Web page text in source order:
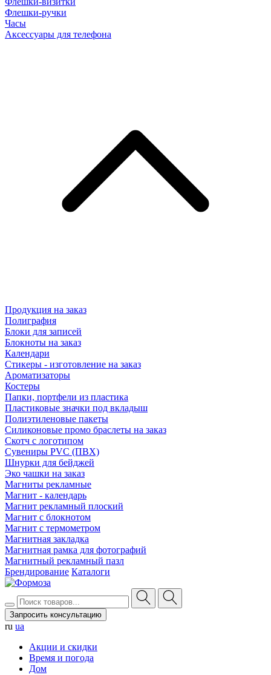
Флешки-ручки
Часы
Аксессуары для телефона
Продукция на заказ
Полиграфия
Блоки для записей
Блокноты на заказ
Календари
Стикеры - изготовление на заказ
Ароматизаторы
Костеры
Папки, портфели из пластика
Пластиковые значки под вкладыш
Полиэтиленовые пакеты
Силиконовые промо браслеты на заказ
Скотч с логотипом
Сувениры PVC (ПВХ)
Шнурки для бейджей
Эко чашки на заказ
Магниты рекламные
Магнит - календарь
Магнит рекламный плоский
Магнит с блокнотом
Магнит с термометром
Магнитная закладка
Магнитная рамка для фотографий
Магнитный рекламный пазл
Брендирование Каталоги
Запросить консультацию
ru ua
Акции и скидки
Время и погода
Дом